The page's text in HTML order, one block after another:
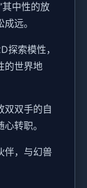
其中性的放
远。
探索模性，
的世界地
双双手的自
转职。
伴，与幻兽